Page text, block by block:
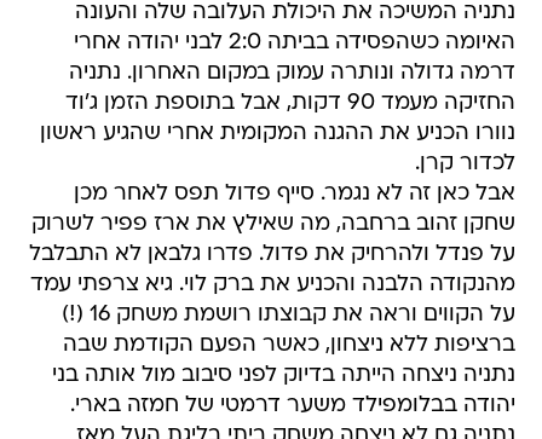
נתניה המשיכה את היכולת העלובה שלה והעונה
האיומה כשהפסידה בביתה 2:0 לבני יהודה אחרי
דרמה גדולה ונותרה עמוק במקום האחרון. נתניה
החזיקה מעמד 90 דקות, אבל בתוספת הזמן ג'וד
נוורו הכניע את ההגנה המקומית אחרי שהגיע ראשון
לכדור קרן.
אבל כאן זה לא נגמר. סייף פדול תפס לאחר מכן
שחקן זהוב ברחבה, מה שאילץ את ארז פפיר לשרוק
על פנדל ולהרחיק את פדול. פדרו גלבאן לא התבלבל
מהנקודה הלבנה והכניע את ברק לוי. גיא צרפתי עמד
על הקווים וראה את קבוצתו רושמת משחק 16 (!)
ברציפות ללא ניצחון, כאשר הפעם הקודמת שבה
נתניה ניצחה הייתה בדיוק לפני סיבוב מול אותה בני
יהודה בבלומפילד משער דרמטי של חמזה בארי.